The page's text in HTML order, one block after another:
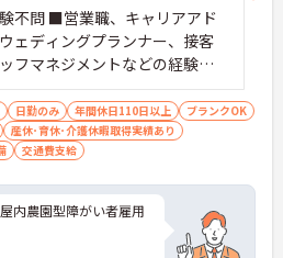
不問 ■営業職、キャリアアド
ェディングプランナー、接客
フマネジメントなどの経験の
い者支援経験をお持ちの方
、ケアマネジャー、精神保健
療法士など）歓迎します！
日勤のみ 年間休日110日以上
ブランクOK
産休･育休･介護休暇取得実績あり
交通費支給
内農園型障がい者雇用